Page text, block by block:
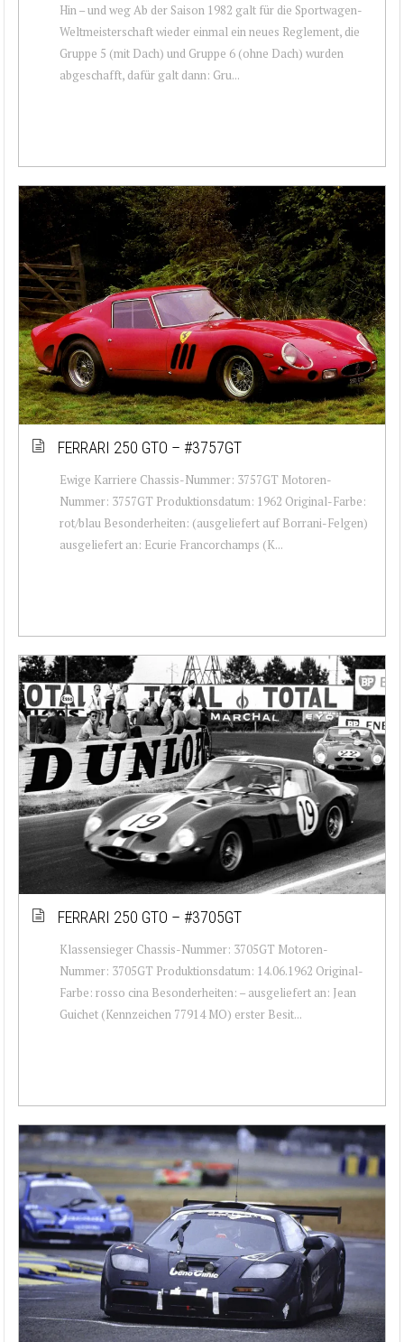
Hin – und weg Ab der Saison 1982 galt für die Sportwagen-
Weltmeisterschaft wieder einmal ein neues Reglement, die
Gruppe 5 (mit Dach) und Gruppe 6 (ohne Dach) wurden
abgeschafft, dafür galt dann: Gru...
FERRARI 250 GTO – #3757GT
Ewige Karriere Chassis-Nummer: 3757GT Motoren-
Nummer: 3757GT Produktionsdatum: 1962 Original-Farbe:
rot/blau Besonderheiten: (ausgeliefert auf Borrani-Felgen)
ausgeliefert an: Ecurie Francorchamps (K...
FERRARI 250 GTO – #3705GT
Klassensieger Chassis-Nummer: 3705GT Motoren-
Nummer: 3705GT Produktionsdatum: 14.06.1962 Original-
Farbe: rosso cina Besonderheiten: – ausgeliefert an: Jean
Guichet (Kennzeichen 77914 MO) erster Besit...